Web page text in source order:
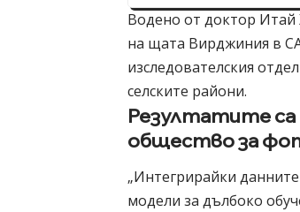
Водено от доктор Итай
на щата Вирджиния в
изследователския
селските райони.
Резултатите са
общество за
„Интегрирайки
модели за дълбоко